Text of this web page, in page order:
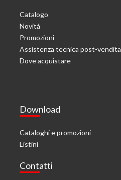
Catalogo
Novitá
Promozioni
Assistenza tecnica post-vendita
Dove acquistare
Download
Cataloghi e promozioni
Listini
Contatti